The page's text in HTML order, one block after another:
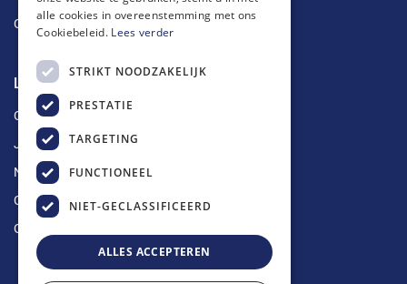
Ontkalking
Longin Service
Over ons
Jobs
Nieuws
Contact
Offerte aanvragen
alle cookies in overeenstemming met ons
Cookiebeleid. Lees verder
STRIKT NOODZAKELIJK
PRESTATIE
TARGETING
FUNCTIONEEL
NIET-GECLASSIFICEERD
ALLES ACCEPTEREN